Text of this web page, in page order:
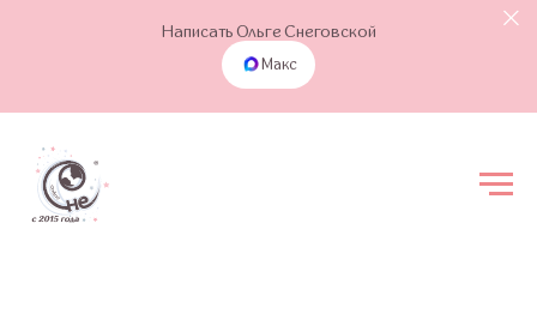
Написать Ольге Снеговской
Макс